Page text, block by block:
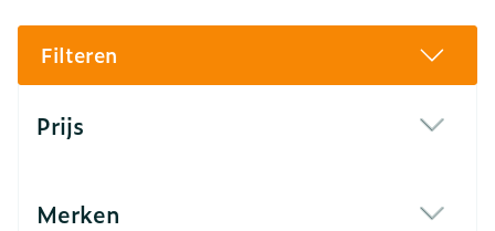
Filteren
Prijs
Merken